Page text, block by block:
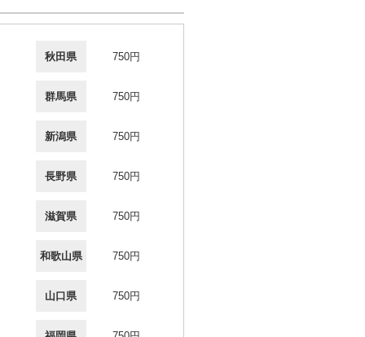
秋田県 750円
群馬県 750円
新潟県 750円
長野県 750円
滋賀県 750円
和歌山県 750円
山口県 750円